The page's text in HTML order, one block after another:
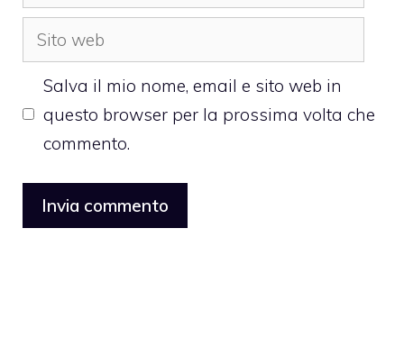
Sito
web
Salva il mio nome, email e sito web in
questo browser per la prossima volta che
commento.